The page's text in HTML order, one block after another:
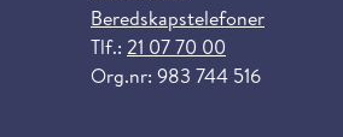
Beredskapstelefoner
Tlf.: 21 07 70 00
Org.nr: 983 744 516